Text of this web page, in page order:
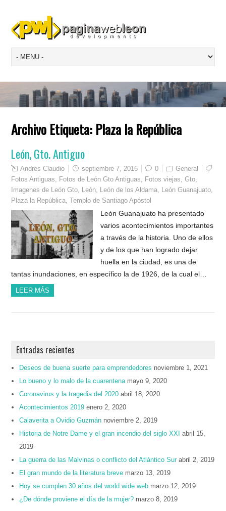
Archivo Etiqueta: Plaza la República
León, Gto. Antiguo
Andres Claudio septiembre 7, 2016 0
General
Fotos Antiguas
Fotos de León Gto Antiguas Fotos viejas ,Gto
Imagenes de León Gto
León León de los Aldama León Guanajuato
Plaza la República ,Templo de Santiago Apóstol
León Guanajuato ha presentado
varios acontecimientos importantes
a través de la historia. Uno de ellos
y de los que han logrado dejar
huella en la ciudad, es una de
tantas inundaciones, en específico la de 1926, de la cual el…
LEER MÁS
Entradas recientes
Deseos de buena suerte para emprendedores noviembre 1, 2021
Lo bueno y lo malo de la cuarentena mayo 9, 2020
Coronavirus y la tragedia del 2020 abril 18, 2020
Acontecimientos 2019 enero 2, 2020
Calaverita a Ovidio Guzmán noviembre 2, 2019
Historia de Notre Dame y el gran incendio del siglo XXI
abril 15,
2019
La guerra de las Malvinas o conflicto del Atlántico Sur abril 2, 2019
El gran mundo de la literatura breve marzo 13, 2019
Hoy se cumplen 30 años del world wide web marzo 12, 2019
¿De dónde proviene el día de la mujer? marzo 8, 2019